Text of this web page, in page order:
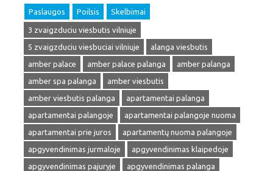
Paslaugos Poilsis Skelbimai
3 zvaigzduciu viesbutis vilniuje
5 zvaigzduciu viesbuciai vilniuje
alanga viesbutis
amber palace
amber palace palanga
amber palanga
amber spa palanga
amber viesbutis
amber viesbutis palanga
apartamentai palanga
apartamentai palangoje
apartamentai palangoje nuoma
apartamentai prie juros
apartamentų nuoma palangoje
apgyvendinimas jurmaloje
apgyvendinimas klaipedoje
apgyvendinimas pajuryje
apgyvendinimas palanga